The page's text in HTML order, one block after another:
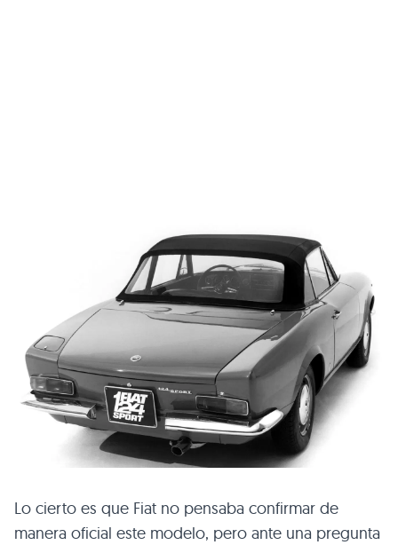
Lo cierto es que Fiat no pensaba confirmar de
manera oficial este modelo, pero ante una pregunta